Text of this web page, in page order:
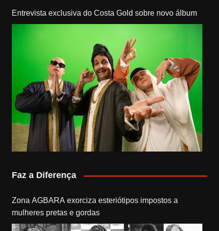
Entrevista exclusiva do Costa Gold sobre novo álbum
Faz a Diferença
Zona AGBARA exorciza esteriótipos impostos a
mulheres pretas e gordas